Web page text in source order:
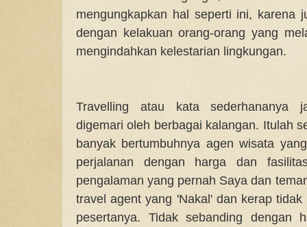
mengungkapkan hal seperti ini, karena
dengan kelakuan orang-orang yang
mengindahkan kelestarian lingkungan.
Travelling atau kata sederhananya
digemari oleh berbagai kalangan. Itulah
banyak bertumbuhnya agen wisata
perjalanan dengan harga dan
pengalaman yang pernah Saya dan
travel agent yang 'Nakal' dan kerap
pesertanya. Tidak sebanding dengan